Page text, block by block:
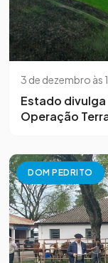
3 de dezembro às
Estado
Operação
DOM PEDRITO